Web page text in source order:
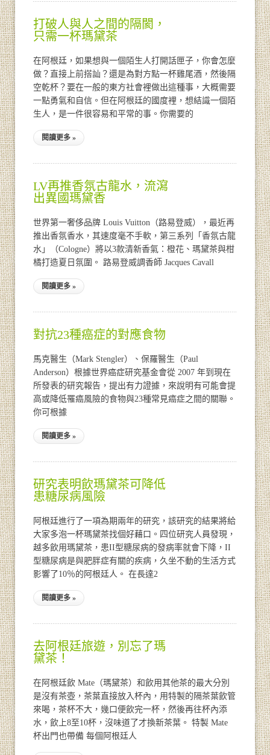
打破人與人之間的隔閡，
只需一杯瑪黛茶
在阿根廷，如果想與一個陌生人打開話匣子，你會怎麼
做？直接上前搭訕？還是為對方點一杯雞尾酒，然後隔
空乾杯？要在一般的東方社會裡做出這種事，大概需要
一點勇氣和自信。但在阿根廷的國度裡，想結識一個陌
生人，是一件很容易和平常的事。你需要的
閱讀更多 »
LV再推香氛古龍水，流瀉
出異國瑪黛香
世界第一奢侈品牌 Louis Vuitton（路易登威），最近再
推出香氛香水，其速度毫不手軟，第三系列「香氛古龍
水」（Cologne）將以3款清新香氣：橙花、瑪黛茶與柑
橘打造夏日氛圍。 路易登威調香師 Jacques Cavall
閱讀更多 »
對抗23種癌症的對應食物
馬克醫生（Mark Stengler）、保羅醫生（Paul
Anderson）根據世界癌症研究基金會從 2007 年到現在
所發表的研究報告，提出有力證據，來說明有可能會提
高或降低罹癌風險的食物與23種常見癌症之間的關聯。
你可根據
閱讀更多 »
研究表明飲瑪黛茶可降低
患糖尿病風險
阿根廷進行了一項為期兩年的研究，該研究的結果將給
大家多泡一杯瑪黛茶找個好藉口。四位研究人員發現，
越多飲用瑪黛茶，患II型糖尿病的發病率就會下降，II
型糖尿病是與肥胖症有關的疾病，久坐不動的生活方式
影響了10％的阿根廷人。 在長達2
閱讀更多 »
去阿根廷旅遊，別忘了瑪
黛茶！
在阿根廷飲 Mate（瑪黛茶）和飲用其他茶的最大分別
是沒有茶壺，茶葉直接放入杯內，用特製的隔茶葉飲管
來喝，茶杯不大，幾口便飲完一杯，然後再往杯內添
水，飲上8至10杯，沒味道了才換新茶葉。 特製 Mate
杯出門也帶備 每個阿根廷人